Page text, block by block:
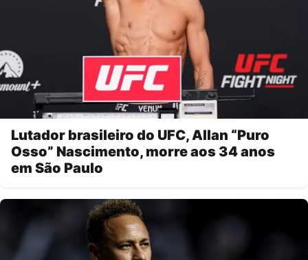
Lutador brasileiro do UFC, Allan “Puro
Osso” Nascimento, morre aos 34 anos
em São Paulo